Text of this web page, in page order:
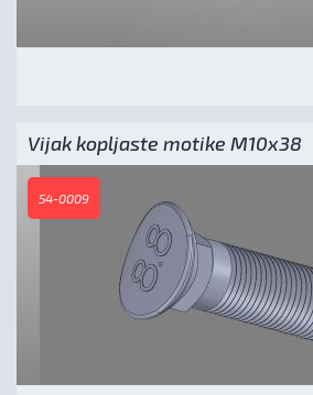
Vijak kopljaste motike M10x38
54-0009